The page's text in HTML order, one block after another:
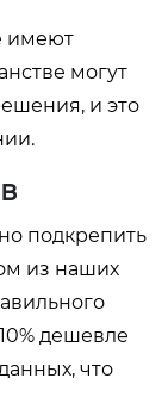
имеют
могут
и это
подкрепить
из наших
дешевле
что